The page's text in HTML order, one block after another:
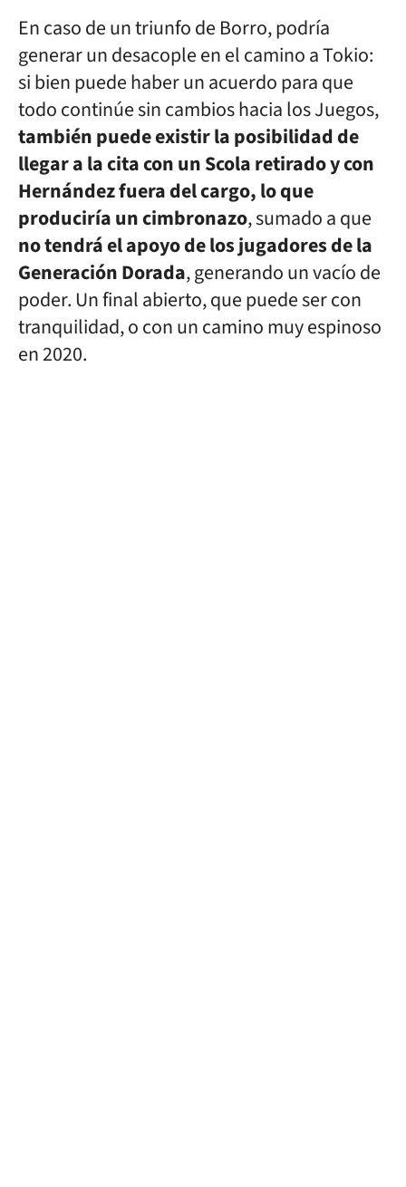
En caso de un triunfo de Borro, podría
generar un desacople en el camino a Tokio:
si bien puede haber un acuerdo para que
todo continúe sin cambios hacia los Juegos,
también puede existir la posibilidad de
llegar a la cita con un Scola retirado y con
Hernández fuera del cargo, lo que
produciría un cimbronazo, sumado a que
no tendrá el apoyo de los jugadores de la
Generación Dorada, generando un vacío de
poder. Un final abierto, que puede ser con
tranquilidad, o con un camino muy espinoso
en 2020.